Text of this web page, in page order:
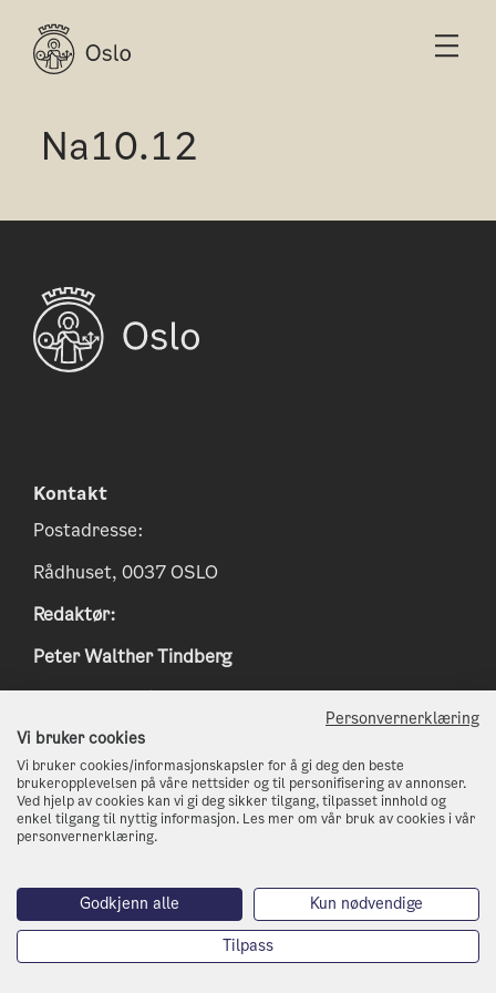
Na10.12
Kontakt
Postadresse:
Rådhuset, 0037 OSLO
Redaktør:
Peter Walther Tindberg
Epost:peter.tindberg@osloskolen.no
www.klimaoslo.no
postmottak@kli.oslo.kommune.no
http://www.oslo.kommune.no
Personvernerklæring
Vi bruker cookies
Vi bruker cookies/informasjonskapsler for å gi deg den beste
brukeropplevelsen på våre nettsider og til personifisering av annonser.
Ved hjelp av cookies kan vi gi deg sikker tilgang, tilpasset innhold og
enkel tilgang til nyttig informasjon. Les mer om vår bruk av cookies i vår
personvernerklæring.
Godkjenn alle
Kun nødvendige
Tilpass